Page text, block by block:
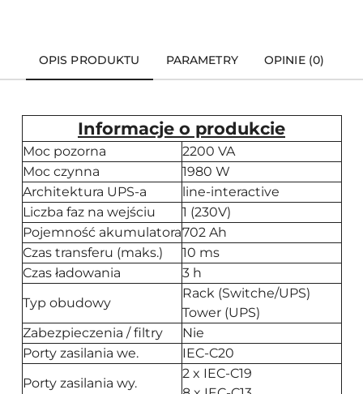
OPIS PRODUKTU PARAMETRY OPINIE (0)
Informacje o produkcie
Moc pozorna
2200 VA
Moc czynna
1980 W
Architektura UPS-a
line-interactive
Liczba faz na wejściu
1 (230V)
Pojemność akumulatora702 Ah
Czas transferu (maks.)
10 ms
Czas ładowania
3 h
Typ obudowy
Rack (Switche/UPS)
Tower (UPS)
Zabezpieczenia / filtry
Nie
Porty zasilania we.
IEC-C20
Porty zasilania wy.
2 x IEC-C19